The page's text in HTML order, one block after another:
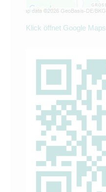
Klick öffnet Google Maps